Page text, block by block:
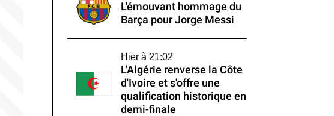
L'émouvant hommage du
Barça pour Jorge Messi
Hier à 21:02
L'Algérie renverse la Côte
d'Ivoire et s'offre une
qualification historique en
demi-finale